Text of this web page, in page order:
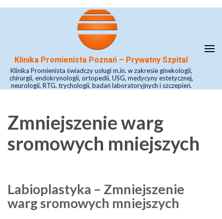
Skip
Enter)Klinika Promienista Poznań – Prywatny Szpital
Klinika Promienista świadczy usługi m.in. w zakresie ginekologii,
chirurgii, endokrynologii, ortopedii, USG, medycyny estetycznej,
neurologii, RTG, trychologii, badań laboratoryjnych i szczepień.
Zmniejszenie warg
sromowych mniejszych
Labioplastyka – Zmniejszenie
warg sromowych mniejszych